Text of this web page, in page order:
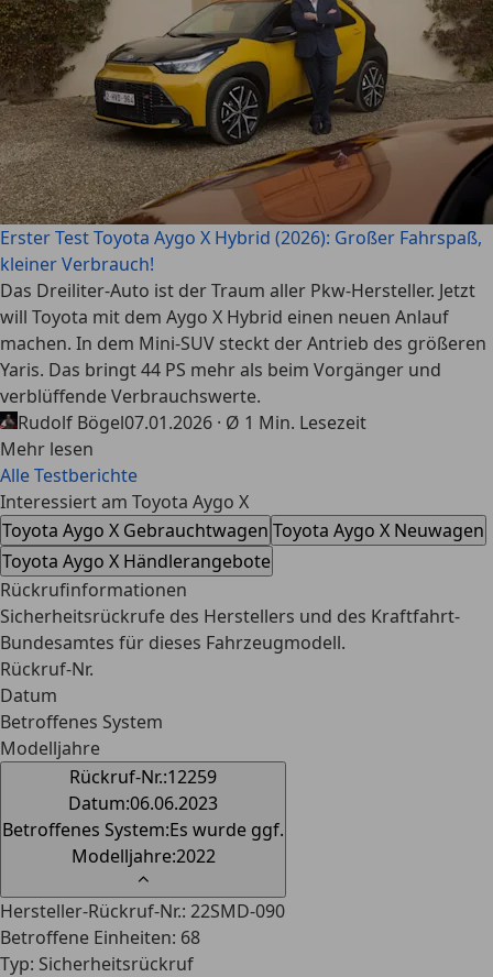
Erster Test Toyota Aygo X Hybrid (2026): Großer Fahrspaß,
kleiner Verbrauch!
Das Dreiliter-Auto ist der Traum aller Pkw-Hersteller. Jetzt
will Toyota mit dem Aygo X Hybrid einen neuen Anlauf
machen. In dem Mini-SUV steckt der Antrieb des größeren
Yaris. Das bringt 44 PS mehr als beim Vorgänger und
verblüffende Verbrauchswerte.
Rudolf Bögel07.01.2026 · Ø 1 Min. Lesezeit
Mehr lesen
Alle Testberichte
Interessiert am Toyota Aygo X
Toyota Aygo X Gebrauchtwagen Toyota Aygo X Neuwagen
Toyota Aygo X Händlerangebote
Rückrufinformationen
Sicherheitsrückrufe des Herstellers und des Kraftfahrt-
Bundesamtes für dieses Fahrzeugmodell.
Rückruf-Nr.
Datum
Betroffenes System
Modelljahre
Rückruf-Nr.:12259
Datum:06.06.2023
Betroffenes System:Es wurde ggf.
Modelljahre:2022
⌃
Hersteller-Rückruf-Nr.: 22SMD-090
Betroffene Einheiten: 68
Typ: Sicherheitsrückruf